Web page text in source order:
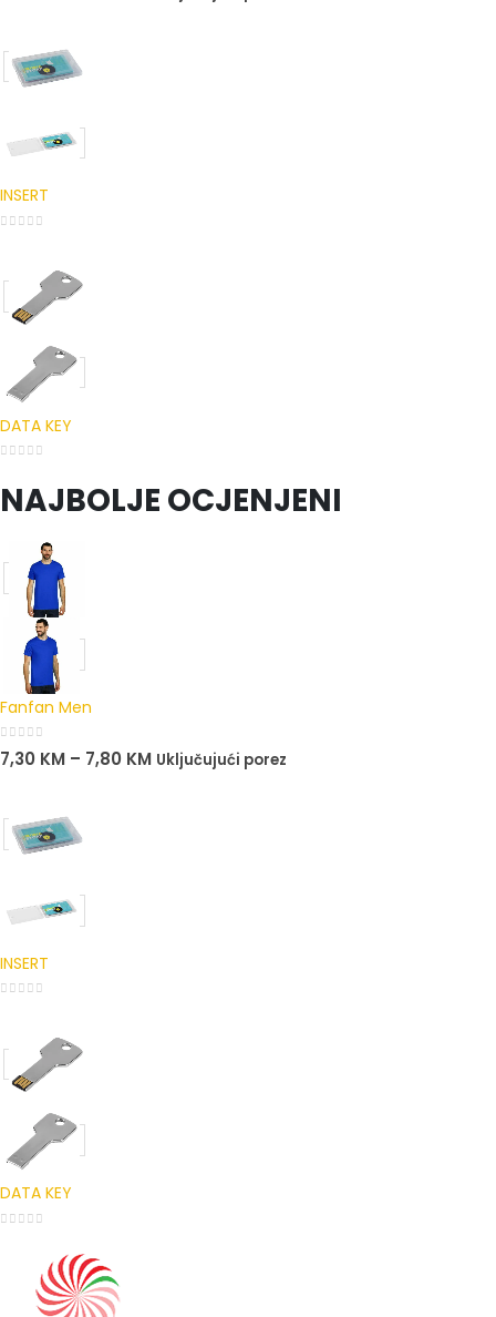
INSERT
DATA KEY
NAJBOLJE OCJENJENI
Fanfan Men
0out of 5
7,30 KM – 7,80 KM Uključujući porez
INSERT
DATA KEY